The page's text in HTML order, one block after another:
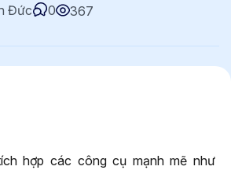
Đức 0 367
hợp các công cụ mạnh mẽ như